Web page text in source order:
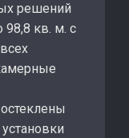
решений
98,8 кв. м. с